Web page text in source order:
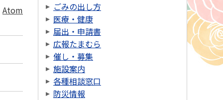
Atom
ごみの出し方
医療・健康
届出・申請書
広報たまむら
催し・募集
施設案内
各種相談窓口
防災情報